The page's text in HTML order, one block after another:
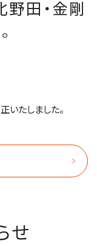
田・金剛
いたしました。
せ